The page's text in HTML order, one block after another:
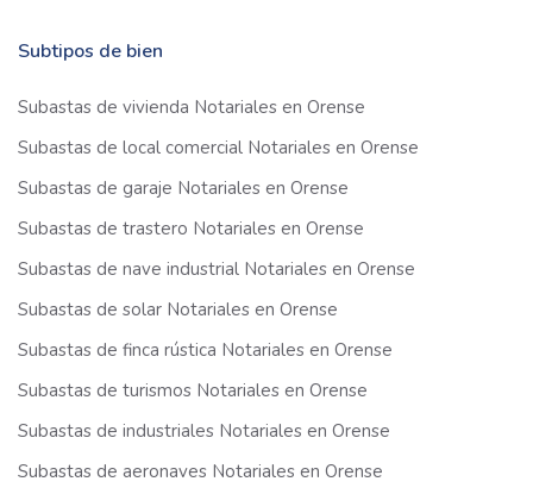
Subtipos de bien
Subastas de vivienda Notariales en Orense
Subastas de local comercial Notariales en Orense
Subastas de garaje Notariales en Orense
Subastas de trastero Notariales en Orense
Subastas de nave industrial Notariales en Orense
Subastas de solar Notariales en Orense
Subastas de finca rústica Notariales en Orense
Subastas de turismos Notariales en Orense
Subastas de industriales Notariales en Orense
Subastas de aeronaves Notariales en Orense